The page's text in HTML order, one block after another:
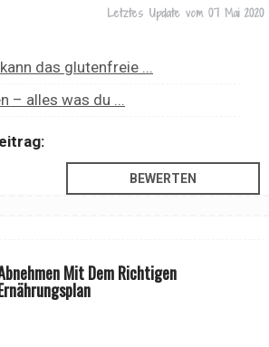
Letztes Update vom 07 Mai 2020
das glutenfreie ...
– alles was du ...
Mit Dem Richtigen